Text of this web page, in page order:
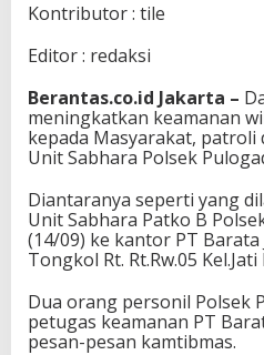
Kontributor : tile
Editor : redaksi
Berantas.co.id Jakarta –
meningkatkan keamanan
kepada Masyarakat,
Unit Sabhara Polsek
Diantaranya seperti yang
Unit Sabhara Patko B
(14/09) ke kantor PT Barata
Tongkol Rt. Rt.Rw.05
Dua orang personil Polsek
petugas keamanan PT
pesan-pesan kamtibmas.